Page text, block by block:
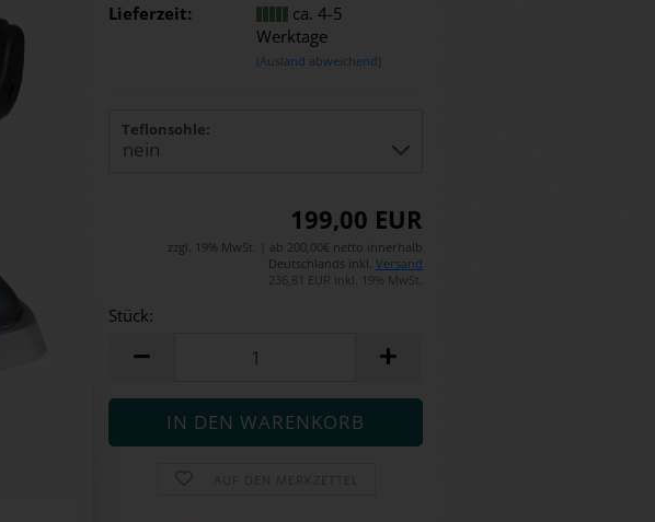
Lieferzeit:
ca. 4-5
Werktage
(Ausland abweichend)
Teflonsohle:
199,00 EUR
zzgl. 19% MwSt. | ab 200,00€ netto innerhalb
Deutschlands inkl. Versand
236,81 EUR inkl. 19% MwSt.
Stück:
Stück